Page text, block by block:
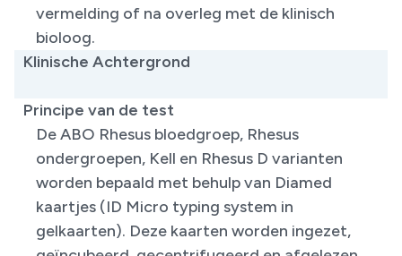
vermelding of na overleg met de klinisch
bioloog.
Klinische Achtergrond
Principe van de test
De ABO Rhesus bloedgroep, Rhesus
ondergroepen, Kell en Rhesus D varianten
worden bepaald met behulp van Diamed
kaartjes (ID Micro typing system in
gelkaarten). Deze kaarten worden ingezet,